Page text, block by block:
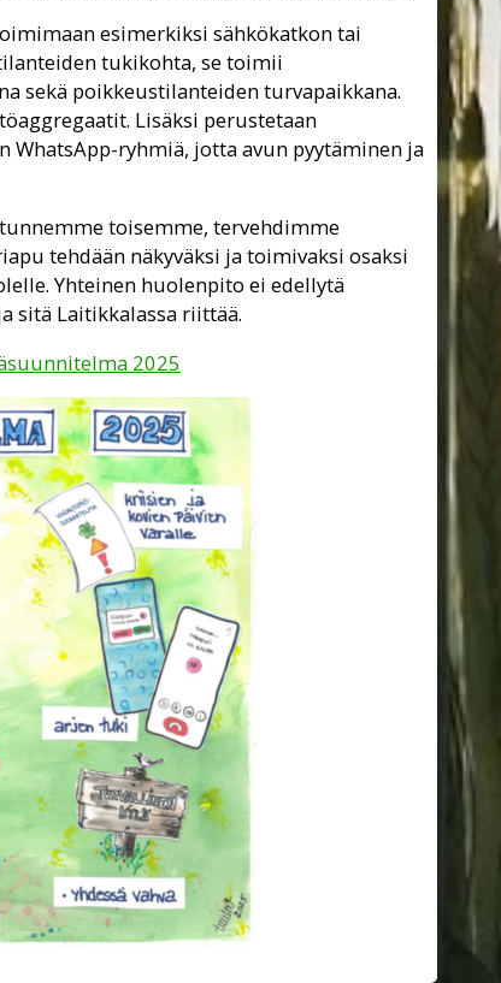
esimerkiksi sähkökatkon tai
tukikohta, se toimii
sekä poikkeustilanteiden turvapaikkana.
Lisäksi perustetaan
ryhmiä, jotta avun pyytäminen ja
toisemme, tervehdimme
tehdään näkyväksi ja toimivaksi osaksi
Yhteinen huolenpito ei edellytä
sitä Laitikkalassa riittää.
2025